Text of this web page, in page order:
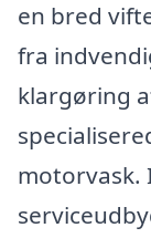
en bred
fra
klargøring
motorvask.